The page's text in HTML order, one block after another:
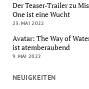
Der Teaser-Trailer zu
One ist eine Wucht
23. MAI 2022
Avatar: The Way of
ist atemberaubend
9. MAI 2022
NEUIGKEITEN